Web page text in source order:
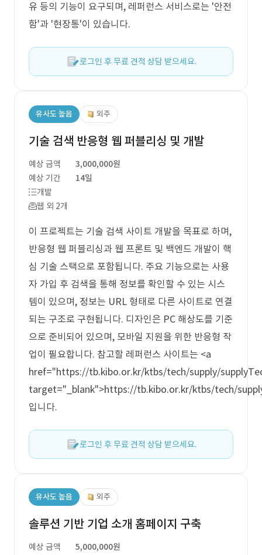
유 등의 기능이 요구되며, 레퍼런스 서비스로는 '안전
함'과 '현장통'이 있습니다.
로그인 후 무료 견적 상담 받으세요.
유사도 높음 외주
기술 검색 반응형 웹 퍼블리싱 및 개발
예상 금액
3,000,000원
예상 기간
14일
개발
웹 외 2개
이 프로젝트는 기술 검색 사이트 개발을 목표로 하며,
반응형 웹 퍼블리싱과 웹 프론트 및 백엔드 개발이 핵
심 기술 스택으로 포함됩니다. 주요 기능으로는 사용
자 가입 후 검색을 통해 정보를 확인할 수 있는 시스
템이 있으며, 정보는 URL 형태로 다른 사이트로 연결
되는 구조로 구현됩니다. 디자인은 PC 해상도를 기준
으로 준비되어 있으며, 모바일 지원을 위한 반응형 작
업이 필요합니다. 참고할 레퍼런스 사이트는 <a
href="https://tb.kibo.or.kr/ktbs/tech/supply/
target="_blank">https://tb.kibo.or.kr/ktbs/tech/
입니다.
로그인 후 무료 견적 상담 받으세요.
유사도 높음 외주
솔루션 기반 기업 소개 홈페이지 구축
예상 금액
5,000,000원